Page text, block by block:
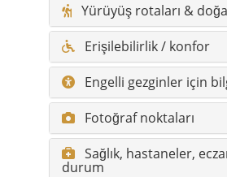
Yürüyüş rotaları &
Erişilebilirlik / konfor
Engelli gezginler için
Fotoğraf noktaları
Sağlık, hastaneler,
durum